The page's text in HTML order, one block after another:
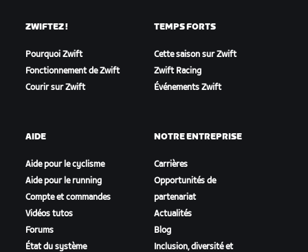
ZWIFTEZ !
Pourquoi Zwift
Fonctionnement de Zwift
Courir sur Zwift
TEMPS FORTS
Cette saison sur Zwift
Zwift Racing
Événements Zwift
AIDE
Aide pour le cyclisme
Aide pour le running
Compte et commandes
Vidéos tutos
Forums
État du système
NOTRE ENTREPRISE
Carrières
Opportunités de
partenariat
Actualités
Blog
Inclusion, diversité et